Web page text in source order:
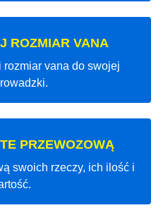
ROZMIAR VANA
vana do swojej
PRZEWOZOWĄ
swoich rzeczy, ich ilość i